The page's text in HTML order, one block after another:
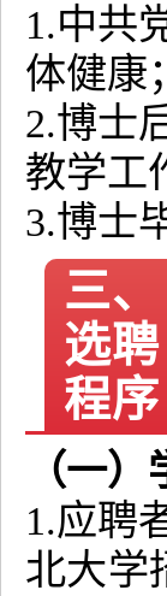
1.中共
体健康；
2.博士
教学工
3.博士
三、
选聘
程序
（一
1.应聘
北大学